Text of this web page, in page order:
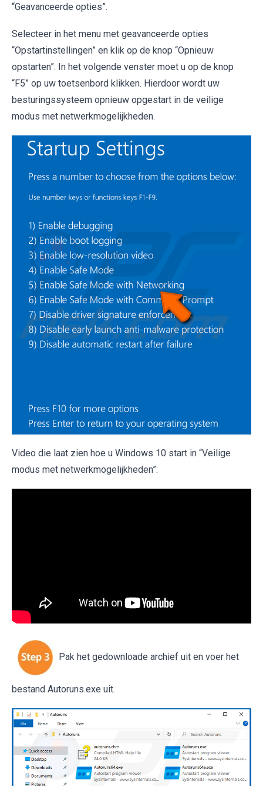
“Geavanceerde opties”.
Selecteer in het menu met geavanceerde opties
“Opstartinstellingen” en klik op de knop “Opnieuw
opstarten”. In het volgende venster moet u op de knop
“F5” op uw toetsenbord klikken. Hierdoor wordt uw
besturingssysteem opnieuw opgestart in de veilige
modus met netwerkmogelijkheden.
Video die laat zien hoe u Windows 10 start in “Veilige
modus met netwerkmogelijkheden”:
Pak het gedownloade archief uit en voer het
bestand Autoruns.exe uit.